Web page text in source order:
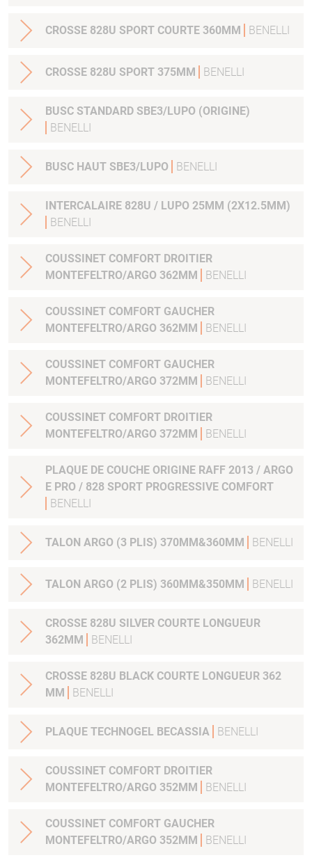
CROSSE 828U SPORT COURTE 360MM BENELLI
CROSSE 828U SPORT 375MM BENELLI
BUSC STANDARD SBE3/LUPO (ORIGINE)
BENELLI
BUSC HAUT SBE3/LUPO BENELLI
INTERCALAIRE 828U / LUPO 25MM (2X12.5MM)
BENELLI
COUSSINET COMFORT DROITIER
MONTEFELTRO/ARGO 362MM
BENELLI
COUSSINET COMFORT GAUCHER
MONTEFELTRO/ARGO 362MM
BENELLI
COUSSINET COMFORT GAUCHER
MONTEFELTRO/ARGO 372MM
BENELLI
COUSSINET COMFORT DROITIER
MONTEFELTRO/ARGO 372MM
BENELLI
PLAQUE DE COUCHE ORIGINE RAFF 2013 / ARGO
E PRO / 828 SPORT PROGRESSIVE COMFORT
BENELLI
TALON ARGO (3 PLIS) 370MM&360MM BENELLI
TALON ARGO (2 PLIS) 360MM&350MM BENELLI
CROSSE 828U SILVER COURTE LONGUEUR
362MM
BENELLI
CROSSE 828U BLACK COURTE LONGUEUR 362
MM
BENELLI
PLAQUE TECHNOGEL BECASSIA BENELLI
COUSSINET COMFORT DROITIER
MONTEFELTRO/ARGO 352MM
BENELLI
COUSSINET COMFORT GAUCHER
MONTEFELTRO/ARGO 352MM
BENELLI